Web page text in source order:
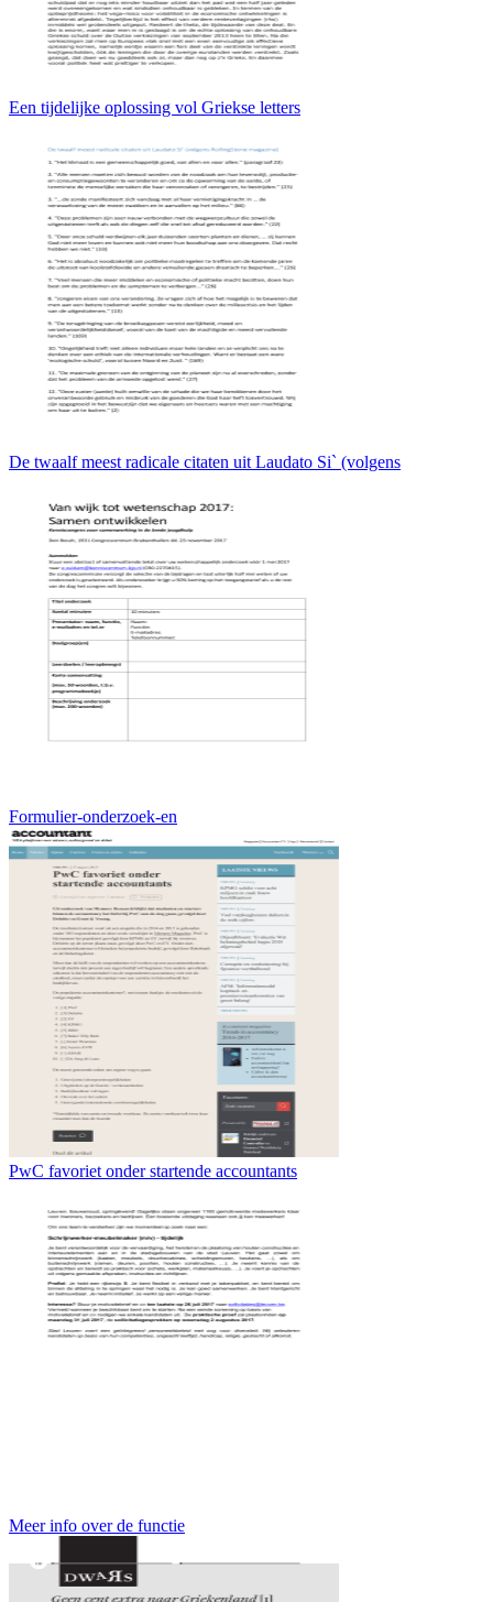
Een tijdelijke oplossing vol Griekse letters
De twaalf meest radicale citaten uit Laudato Si` (volgens
Formulier-onderzoek-en
PwC favoriet onder startende accountants
Meer info over de functie